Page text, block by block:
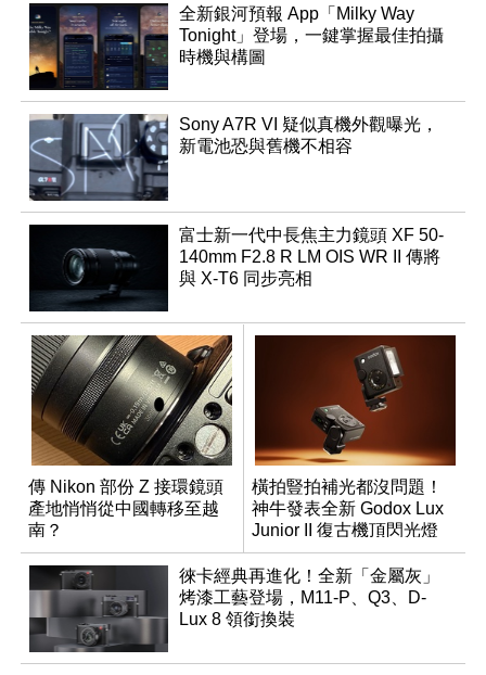
全新銀河預報 App「Milky Way
Tonight」登場，一鍵掌握最佳拍攝
時機與構圖
Sony A7R VI 疑似真機外觀曝光，
新電池恐與舊機不相容
富士新一代中長焦主力鏡頭 XF 50-
140mm F2.8 R LM OIS WR II 傳將
與 X-T6 同步亮相
傳 Nikon 部份 Z 接環鏡頭
產地悄悄從中國轉移至越
南？
橫拍豎拍補光都沒問題！
神牛發表全新 Godox Lux
Junior II 復古機頂閃光燈
徠卡經典再進化！全新「金屬灰」
烤漆工藝登場，M11-P、Q3、D-
Lux 8 領銜換裝